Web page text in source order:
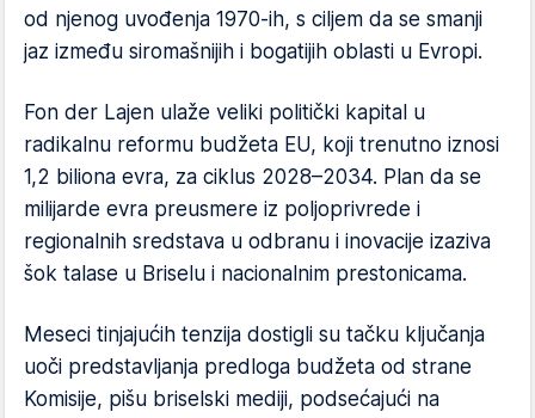
od njenog uvođenja 1970-ih, s ciljem da se smanji
jaz između siromašnijih i bogatijih oblasti u Evropi.
Fon der Lajen ulaže veliki politički kapital u
radikalnu reformu budžeta EU, koji trenutno iznosi
1,2 biliona evra, za ciklus 2028–2034. Plan da se
milijarde evra preusmere iz poljoprivrede i
regionalnih sredstava u odbranu i inovacije izaziva
šok talase u Briselu i nacionalnim prestonicama.
Meseci tinjajućih tenzija dostigli su tačku ključanja
uoči predstavljanja predloga budžeta od strane
Komisije, pišu briselski mediji, podsećajući na